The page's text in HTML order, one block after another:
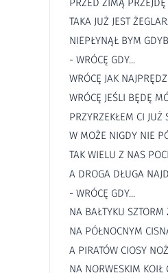
PRZED ZIMĄ
TAKA JUŻ JEST
NIEPŁYNĄŁ BYM
- WRÓCĘ GDY...
WRÓCĘ JAK
WRÓCĘ JEŚLI BĘDĘ
PRZYRZEKŁEM CI JUŻ
W MOŻE NIGDY NIE
TAK WIELU Z NAS
A DROGA DŁUGA
- WRÓCĘ GDY...
NA BAŁTYKU SZTORM
NA PÓŁNOCNYM
A PIRATÓW CIOSY
NA NORWESKIM KOIŁ